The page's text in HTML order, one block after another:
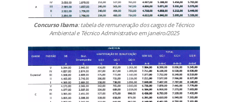
Concurso Ibama: tabela de remuneração dos cargos de Técnico
Ambiental e Técnico Administrativo em janeiro/2025